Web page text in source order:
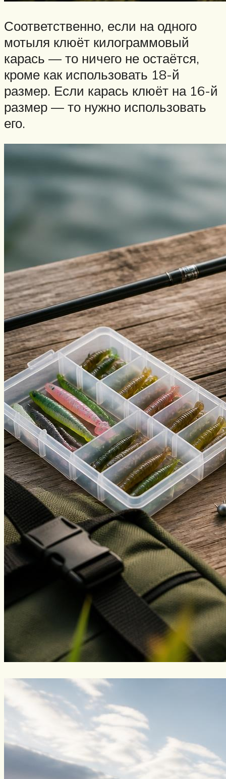
Соответственно, если на одного
мотыля клюёт килограммовый
карась — то ничего не остаётся,
кроме как использовать 18-й
размер. Если карась клюёт на 16-й
размер — то нужно использовать
его.